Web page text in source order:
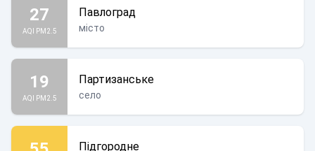
27
AQI PM2.5
Павлоград
місто
19
AQI PM2.5
Партизанське
село
Підгородне